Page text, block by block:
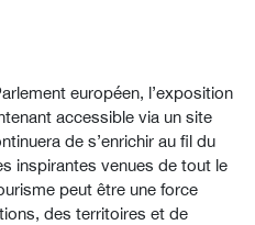
européen, l’exposition
accessible via un site
de s’enrichir au fil du
inspirantes venues de tout le
peut être une force
des territoires et de